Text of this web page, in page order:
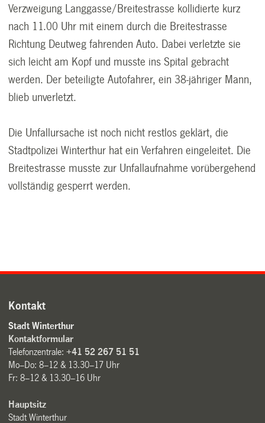
Verzweigung Langgasse/Breitestrasse kollidierte kurz
nach 11.00 Uhr mit einem durch die Breitestrasse
Richtung Deutweg fahrenden Auto. Dabei verletzte sie
sich leicht am Kopf und musste ins Spital gebracht
werden. Der beteiligte Autofahrer, ein 38-jähriger Mann,
blieb unverletzt.
Die Unfallursache ist noch nicht restlos geklärt, die
Stadtpolizei Winterthur hat ein Verfahren eingeleitet. Die
Breitestrasse musste zur Unfallaufnahme vorübergehend
vollständig gesperrt werden.
Kontakt
Stadt Winterthur
Kontaktformular
Telefonzentrale:+41 52 267 51 51
Mo–Do: 8–12 & 13.30–17 Uhr
Fr: 8–12 & 13.30–16 Uhr
Hauptsitz
Stadt Winterthur